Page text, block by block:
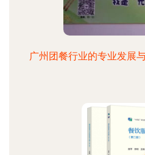
广州团餐行业的专业发展